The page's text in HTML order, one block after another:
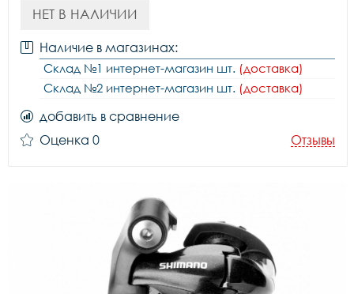
НЕТ В НАЛИЧИИ
Наличие в магазинах:
Склад №1 интернет-магазин шт. (доставка)
Склад №2 интернет-магазин шт. (доставка)
добавить в сравнение
Оценка 0
Отзывы